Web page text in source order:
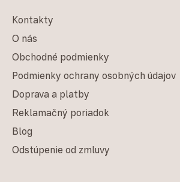
Kontakty
O nás
Obchodné podmienky
Podmienky ochrany osobných údajov
Doprava a platby
Reklamačný poriadok
Blog
Odstúpenie od zmluvy